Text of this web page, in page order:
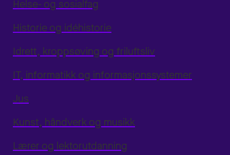
Helse- og sosialfag
Historie og idéhistorie
Idrett, kroppsøving og friluftsliv
IT, informatikk og informasjonssystemer
Jus
Kunst, håndverk og musikk
Lærer og lektorutdanning